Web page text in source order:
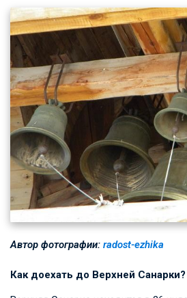
Автор фотографии: radost-ezhika
Как доехать до Верхней Санарки?